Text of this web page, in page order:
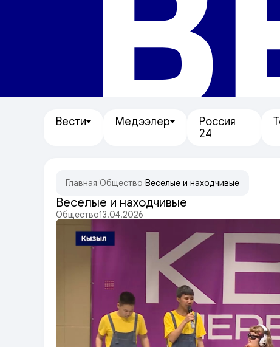
Вести Медээлер
Россия
24
Главная Общество Веселые и находчивые
Веселые и находчивые
Общество13.04.2026